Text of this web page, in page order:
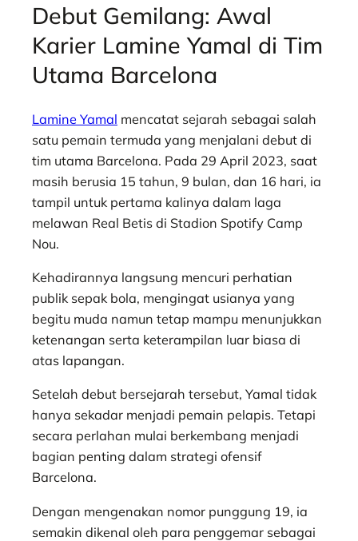
Debut Gemilang: Awal
Karier Lamine Yamal di Tim
Utama Barcelona
Lamine Yamal mencatat sejarah sebagai salah
satu pemain termuda yang menjalani debut di
tim utama Barcelona. Pada 29 April 2023, saat
masih berusia 15 tahun, 9 bulan, dan 16 hari, ia
tampil untuk pertama kalinya dalam laga
melawan Real Betis di Stadion Spotify Camp
Nou.
Kehadirannya langsung mencuri perhatian
publik sepak bola, mengingat usianya yang
begitu muda namun tetap mampu menunjukkan
ketenangan serta keterampilan luar biasa di
atas lapangan.
Setelah debut bersejarah tersebut, Yamal tidak
hanya sekadar menjadi pemain pelapis. Tetapi
secara perlahan mulai berkembang menjadi
bagian penting dalam strategi ofensif
Barcelona.
Dengan mengenakan nomor punggung 19, ia
semakin dikenal oleh para penggemar sebagai